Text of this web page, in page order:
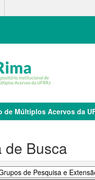
de Múltiplos Acervos da
de Busca